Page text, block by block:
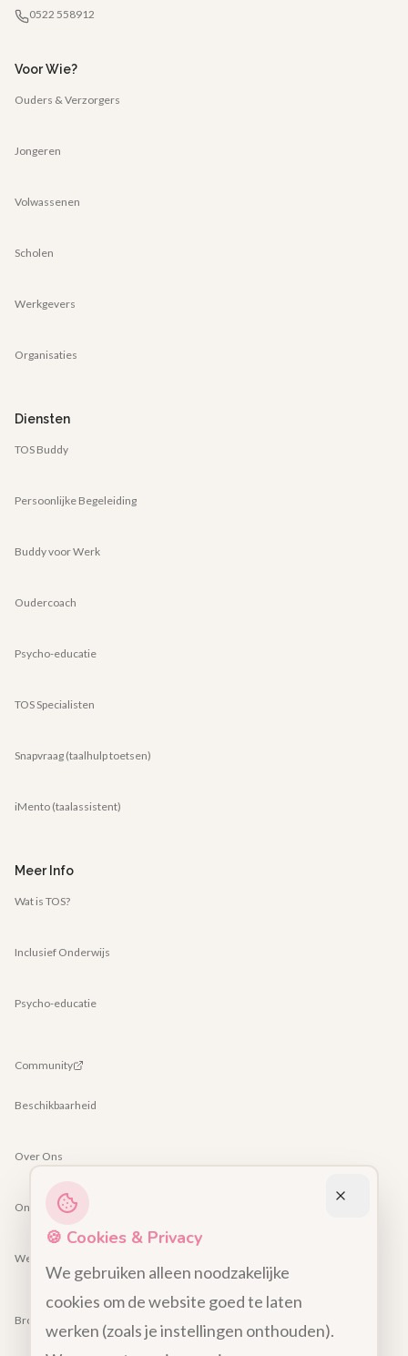
🍪 Cookies & Privacy
We gebruiken alleen noodzakelijke
cookies om de website goed te laten
werken (zoals je instellingen onthouden).
0522 558912
Voor Wie?
Ouders & Verzorgers
Jongeren
Volwassenen
Scholen
Werkgevers
Organisaties
Diensten
TOS Buddy
Persoonlijke Begeleiding
Buddy voor Werk
Oudercoach
Psycho-educatie
TOS Specialisten
Snapvraag (taalhulp toetsen)
iMento (taalassistent)
Meer Info
Wat is TOS?
Inclusief Onderwijs
Psycho-educatie
Community
Beschikbaarheid
Over Ons
Ons Team
Werken bij
Brochure lezingen